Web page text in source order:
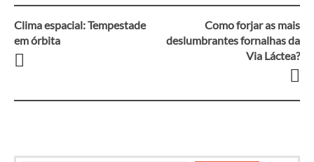
Navegação
entre
Clima espacial: Tempestade
em órbita
Como forjar as mais
deslumbrantes fornalhas da
Via Láctea?